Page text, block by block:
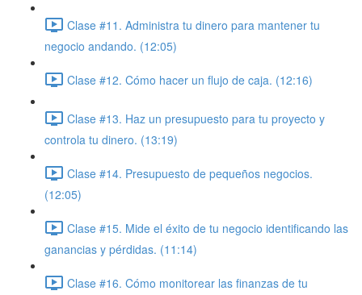
Clase #11. Administra tu dinero para mantener tu
negocio andando. (12:05)
Clase #12. Cómo hacer un flujo de caja. (12:16)
Clase #13. Haz un presupuesto para tu proyecto y
controla tu dinero. (13:19)
Clase #14. Presupuesto de pequeños negocios.
(12:05)
Clase #15. Mide el éxito de tu negocio identificando las
ganancias y pérdidas. (11:14)
Clase #16. Cómo monitorear las finanzas de tu